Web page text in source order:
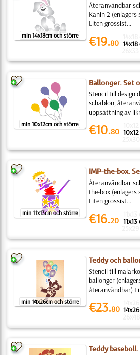
min 14x18cm och större
Återanvändbar
Kanin 2
Liten grossist...
€19.80 14x18
min 10x12cm och större
Ballonger. Set
Stencil till design
schablon,
uppsättning av
€10.80
min 11x13cm och större
IMP-the-box.
Återanvändbar
the-box
Liten grossist...
€16.20 11x13
min 14x26cm och större
Teddy och
Stencil till
ballonger
återanvändbar)
€23.80
Teddy